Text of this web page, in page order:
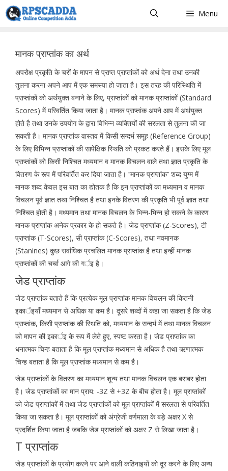
Skip
to
Menu
मानक प्राप्तांक का अर्थ
अपरोक्ष प्रकृति के चरों के मापन से प्राप्त प्राप्तांकों को अर्थ देना तथा उनकी
तुलना करना अपने आप में एक समस्या हो जाता है। इस तरह की परिस्थिति में
प्राप्तांकों को अर्थयुक्त बनाने के लिए, प्राप्तांकों को मानक प्राप्तांकों (Standard
Scores) में परिवर्तित किया जाता है। मानक प्राप्तांक अपने आप में अर्थयुक्त
होते है तथा उनके उपयोग के द्वारा विभिन्न व्यक्तियों की सरलता से तुलना की जा
सकती है। मानक प्राप्तांक वास्तव में किसी सन्दर्भ समूह (Reference Group)
के लिए विभिन्न प्राप्तांकों की सापेक्षिक स्थिति को प्रकट करते हैं। इसके लिए मूल
प्राप्तांकों को किसी निश्चित मध्यमान व मानक विचलन वाले तथा ज्ञात प्रकृति के
वितरण के रूप में परिवर्तित कर दिया जाता है। ‘‘मानक प्राप्तांक’’ शब्द युग्म में
मानक शब्द केवल इस बात का द्योतक है कि इन प्राप्तांकों का मध्यमान व मानक
विचलन पूर्व ज्ञात तथा निश्चित है तथा इनके वितरण की प्रकृति भी पूर्व ज्ञात तथा
निश्चित होती है। मध्यमान तथा मानक विचलन के भिन्न-भिन्न हो सकने के कारण
मानक प्राप्तांक अनेक प्रकार के हो सकते है। जेड प्राप्तांक (Z-Scores), टी
प्राप्तांक (T-Scores), सी प्राप्तांक (C-Scores), तथा नवमानक
(Stanines) कुछ सर्वाधिक प्रचलित मानक प्राप्तांक है तथा इन्हीं मानक
प्राप्तांकों की चर्चा आगे की गर्इ है।
जेड प्राप्तांक
जेड प्राप्तांक बताते हैं कि प्रत्येक मूल प्राप्तांक मानक विचलन की कितनी
इकार्इयाँ मध्यमान से अधिक या कम है। दूसरे शब्दों में कहा जा सकता है कि जेड
प्राप्तांक, किसी प्राप्तांक की स्थिति को, मध्यमान के सन्दर्भ में तथा मानक विचलन
को मापन की इकार्इ के रूप में लेते हुए, स्पष्ट करता है। जेड प्राप्तांक का
धनात्मक चिन्ह बताता है कि मूल प्राप्तांक मध्यमान से अधिक है तथा ऋणात्मक
चिन्ह बताता है कि मूल प्राप्तांक मध्यमान से कम है।
जेड प्राप्तांकों के वितरण का मध्यमान शून्य तथा मानक विचलन एक बराबर होता
है। जेड प्राप्तांकों का मान प्राय: -3Z से +3Z के बीच होता है। मूल प्राप्तांकों
को जेड प्राप्तांकों में तथा जेड प्राप्तांकों को मूल प्राप्तांकों में सरलता से परिवर्तित
किया जा सकता है। मूल प्राप्तांकों को अंग्रेजी वर्णमाला के बड़े अक्षर X से
प्रदर्शित किया जाता है जबकि जेड प्राप्तांकों को अक्षर Z से लिखा जाता है।
T प्राप्तांक
जेड प्राप्तांकों के प्रयोग करने पर आने वाली कठिनाइयों को दूर करने के लिए अन्य